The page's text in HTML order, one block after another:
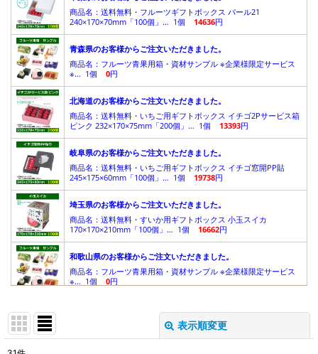
表示順変更